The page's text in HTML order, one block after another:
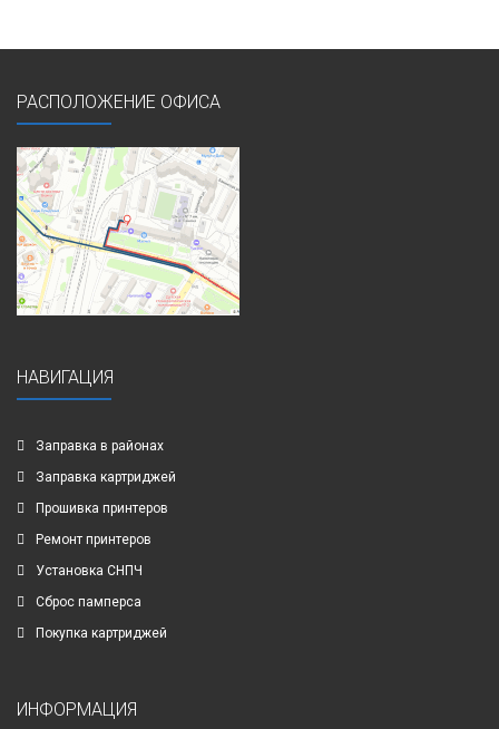
РАСПОЛОЖЕНИЕ ОФИСА
НАВИГАЦИЯ
Заправка в районах
Заправка картриджей
Прошивка принтеров
Ремонт принтеров
Установка СНПЧ
Сброс памперса
Покупка картриджей
ИНФОРМАЦИЯ